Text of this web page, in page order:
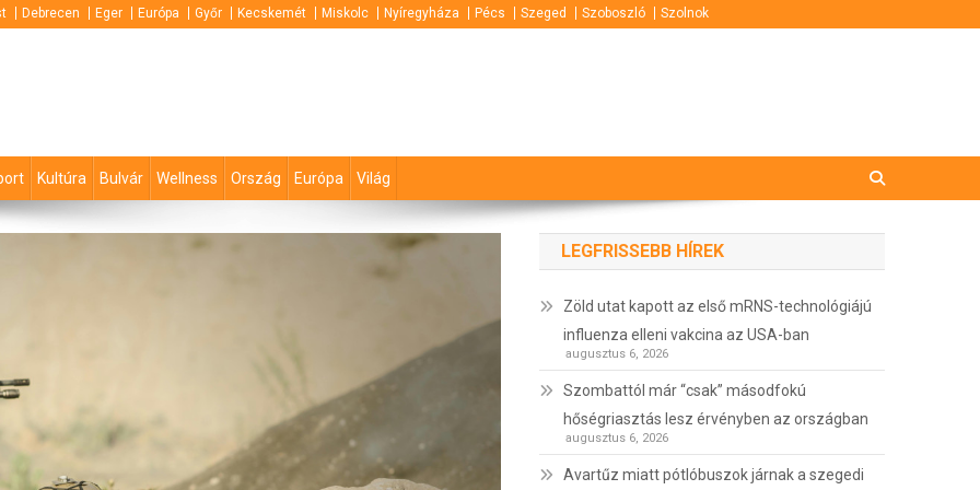
Debrecen Eger Európa Győr Kecskemét Miskolc Nyíregyháza Pécs Szeged Szoboszló Szolnok
Kultúra Bulvár Wellness Ország Európa Világ
LEGFRISSEBB HÍREK
Zöld utat kapott az első mRNS-technológiájú
influenza elleni vakcina az USA-ban
augusztus 6, 2026
Szombattól már “csak” másodfokú
hőségriasztás lesz érvényben az országban
augusztus 6, 2026
Avartűz miatt pótlóbuszok járnak a szegedi